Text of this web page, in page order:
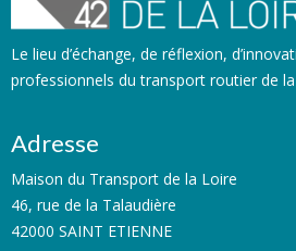
Le lieu d’échange, de réflexion,
professionnels du transport routier de
Adresse
Maison du Transport de la Loire
46, rue de la Talaudière
42000 SAINT ETIENNE